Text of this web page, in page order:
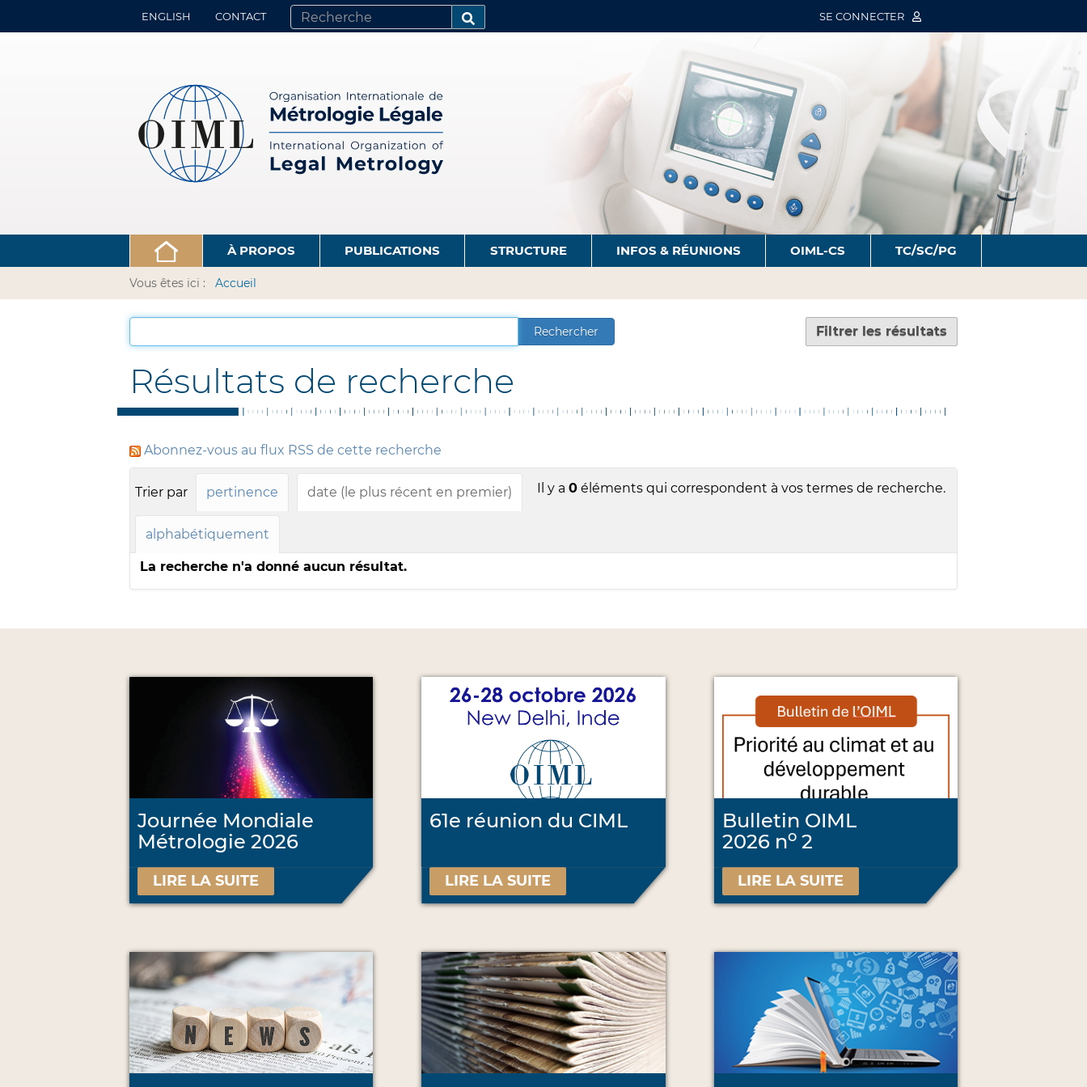
ENGLISH CONTACT
CHERCHER PAR
RECHERCHE AVANCÉE…
SE CONNECTER
À PROPOS PUBLICATIONS STRUCTURE INFOS & RÉUNIONS OIML-CS TC/SC/PG
Vous êtes ici : Accueil
Filtrer les résultats
Résultats de recherche
Abonnez-vous au flux RSS de cette recherche
Il y a 0 éléments qui correspondent à vos termes de recherche.
Trier par pertinence date (le plus récent en premier)
alphabétiquement
La recherche n'a donné aucun résultat.
Journée Mondiale
Métrologie 2026
LIRE LA SUITE
61e réunion du CIML
LIRE LA SUITE
Bulletin OIML
2026 no2
LIRE LA SUITE